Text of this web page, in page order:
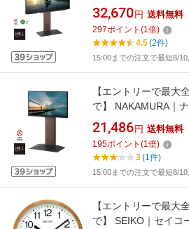
レビスタンド WALL
ット WLTVB5238
32,670 円 送料無料
297ポイント (1倍)
4.5(2件)
15:00までの注文で最短8/10
【エントリーで最大
で】 NAKAMURA｜
寄せテレビスタンド
ールナット
21,486 円 送料無料
195ポイント (1倍)
3(1件)
15:00までの注文で最短8/10
【エントリーで最大
で】 SEIKO｜セイコ